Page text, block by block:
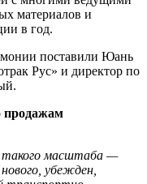
материалов и
в год.
поставили Юань
Рус» и директор по
продажам
такого масштаба —
убежден,